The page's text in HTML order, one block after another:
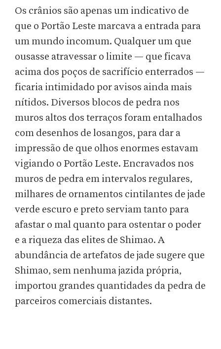
Os crânios são apenas um indicativo de
que o Portão Leste marcava a entrada para
um mundo incomum. Qualquer um que
ousasse atravessar o limite — que ficava
acima dos poços de sacrifício enterrados —
ficaria intimidado por avisos ainda mais
nítidos. Diversos blocos de pedra nos
muros altos dos terraços foram entalhados
com desenhos de losangos, para dar a
impressão de que olhos enormes estavam
vigiando o Portão Leste. Encravados nos
muros de pedra em intervalos regulares,
milhares de ornamentos cintilantes de jade
verde escuro e preto serviam tanto para
afastar o mal quanto para ostentar o poder
e a riqueza das elites de Shimao. A
abundância de artefatos de jade sugere que
Shimao, sem nenhuma jazida própria,
importou grandes quantidades da pedra de
parceiros comerciais distantes.